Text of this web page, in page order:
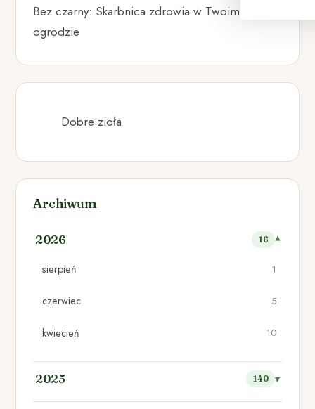
Bez czarny: Skarbnica zdrowia w Twoim
ogrodzie
Dobre zioła
Archiwum
2026 16
sierpień 1
czerwiec 5
kwiecień 10
2025 140